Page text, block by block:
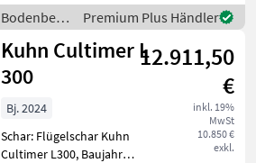
Bodenbearbeitung
/ Kuhn
Premium Plus Händler
Kuhn Cultimer L
300
12.911,50
€
inkl. 19%
MwSt
10.850 €
exkl.
Bj. 2024
Schar: Flügelschar Kuhn
Cultimer L300, Baujahr